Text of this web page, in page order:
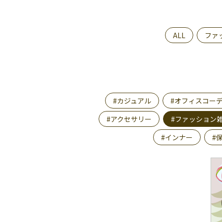
ALL ファ
#カジュアル #オフィスコー
#アクセサリー
#ファッション
#インナー
#